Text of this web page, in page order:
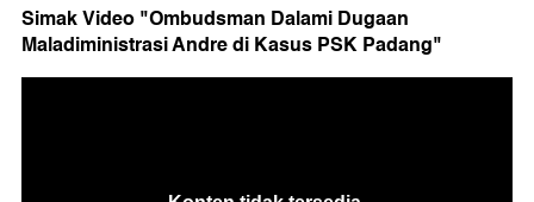
Simak Video "Ombudsman Dalami Dugaan
Maladiministrasi Andre di Kasus PSK Padang"